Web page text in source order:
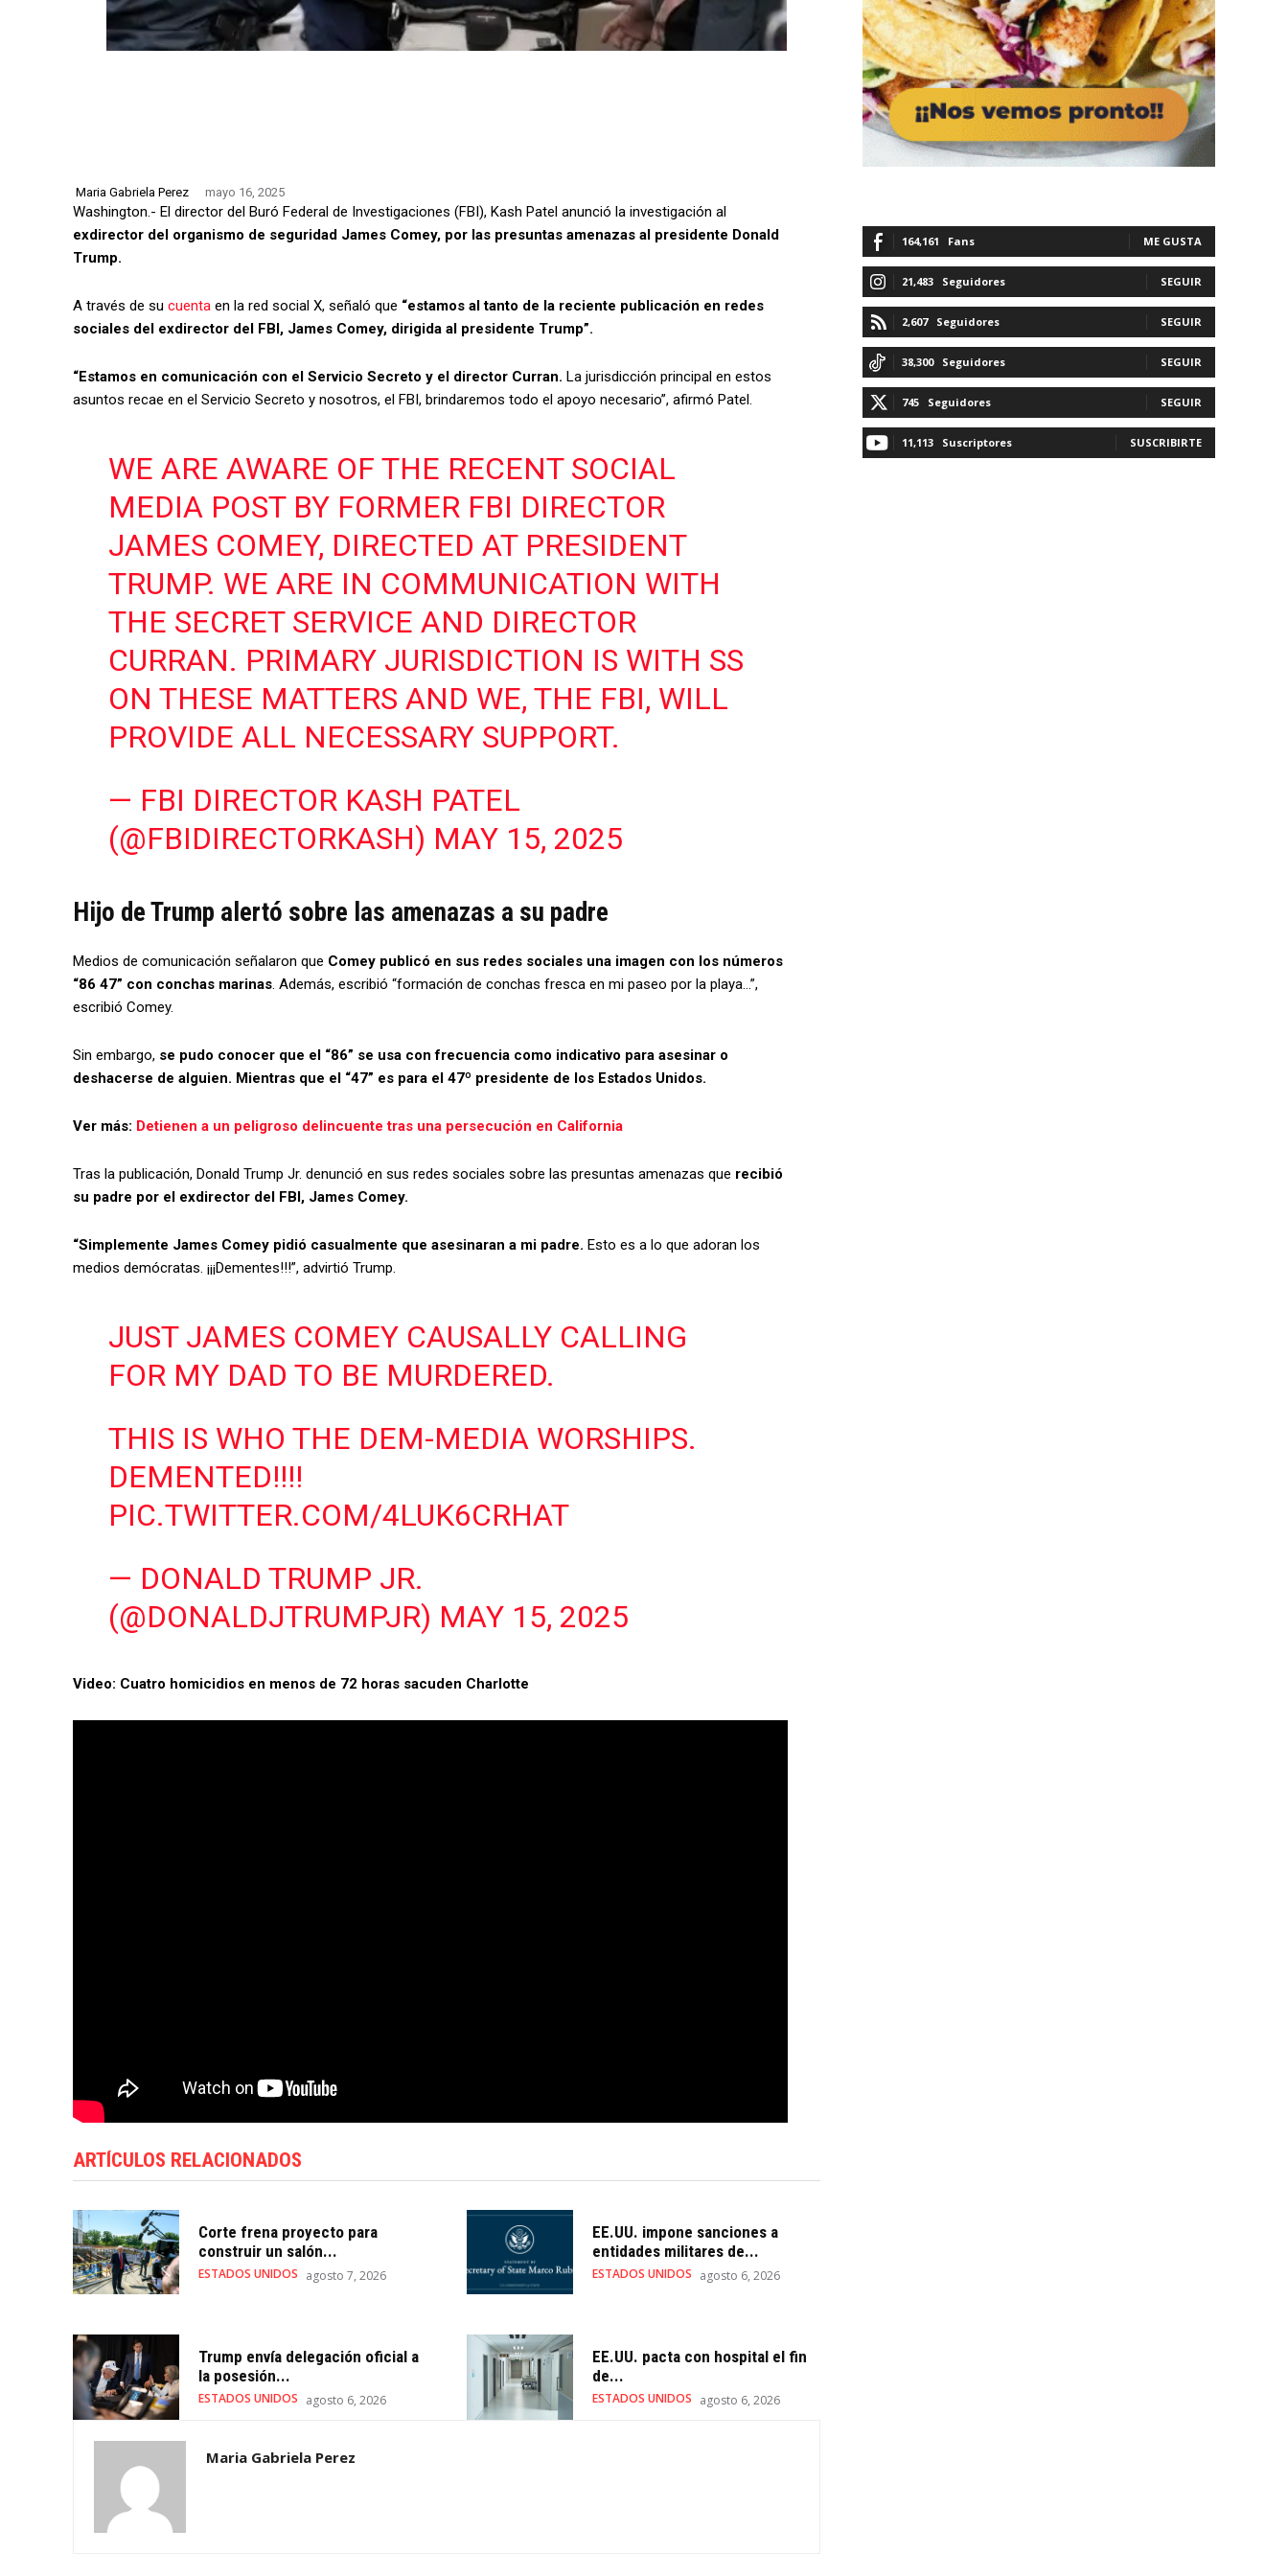
Maria Gabriela Perez mayo 16, 2025
Washington.- El director del Buró Federal de Investigaciones (FBI), Kash Patel anunció la investigación al
exdirector del organismo de seguridad James Comey, por las presuntas amenazas al presidente Donald
Trump.
A través de su cuenta en la red social X, señaló que “estamos al tanto de la reciente publicación en redes
sociales del exdirector del FBI, James Comey, dirigida al presidente Trump”.
“Estamos en comunicación con el Servicio Secreto y el director Curran. La jurisdicción principal en estos
asuntos recae en el Servicio Secreto y nosotros, el FBI, brindaremos todo el apoyo necesario”, afirmó Patel.
WE ARE AWARE OF THE RECENT SOCIAL
MEDIA POST BY FORMER FBI DIRECTOR
JAMES COMEY, DIRECTED AT PRESIDENT
TRUMP. WE ARE IN COMMUNICATION WITH
THE SECRET SERVICE AND DIRECTOR
CURRAN. PRIMARY JURISDICTION IS WITH SS
ON THESE MATTERS AND WE, THE FBI, WILL
PROVIDE ALL NECESSARY SUPPORT.
— FBI DIRECTOR KASH PATEL
(@FBIDIRECTORKASH) MAY 15, 2025
Hijo de Trump alertó sobre las amenazas a su padre
Medios de comunicación señalaron que Comey publicó en sus redes sociales una imagen con los números
“86 47” con conchas marinas. Además, escribió “formación de conchas fresca en mi paseo por la playa…”,
escribió Comey.
Sin embargo, se pudo conocer que el “86” se usa con frecuencia como indicativo para asesinar o
deshacerse de alguien. Mientras que el “47” es para el 47º presidente de los Estados Unidos.
Ver más: Detienen a un peligroso delincuente tras una persecución en California
Tras la publicación, Donald Trump Jr. denunció en sus redes sociales sobre las presuntas amenazas que recibió
su padre por el exdirector del FBI, James Comey.
“Simplemente James Comey pidió casualmente que asesinaran a mi padre. Esto es a lo que adoran los
medios demócratas. ¡¡¡Dementes!!!”, advirtió Trump.
JUST JAMES COMEY CAUSALLY CALLING
FOR MY DAD TO BE MURDERED.
THIS IS WHO THE DEM-MEDIA WORSHIPS.
DEMENTED!!!!
PIC.TWITTER.COM/4LUK6CRHAT
— DONALD TRUMP JR.
(@DONALDJTRUMPJR) MAY 15, 2025
Video: Cuatro homicidios en menos de 72 horas sacuden Charlotte
ARTÍCULOS RELACIONADOS
Corte frena proyecto para
construir un salón...
ESTADOS UNIDOS agosto 7, 2026
EE.UU. impone sanciones a
entidades militares de...
ESTADOS UNIDOS agosto 6, 2026
Trump envía delegación oficial a
la posesión...
ESTADOS UNIDOS agosto 6, 2026
EE.UU. pacta con hospital el fin
de...
ESTADOS UNIDOS agosto 6, 2026
Maria Gabriela Perez
164,161 Fans ME GUSTA
21,483 Seguidores SEGUIR
2,607 Seguidores SEGUIR
38,300 Seguidores SEGUIR
745 Seguidores SEGUIR
11,113 Suscriptores SUSCRIBIRTE